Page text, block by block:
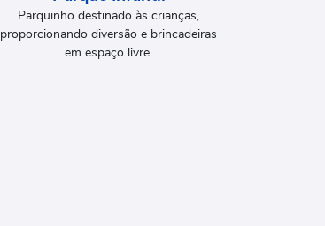
Parquinho destinado às crianças,
proporcionando diversão e brincadeiras
em espaço livre.